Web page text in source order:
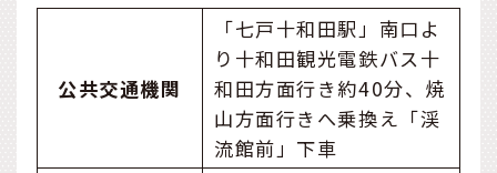
公共交通機関
「七戸十和田駅」南口よ
り十和田観光電鉄バス十
和田方面行き約40分、焼
山方面行きへ乗換え「渓
流館前」下車